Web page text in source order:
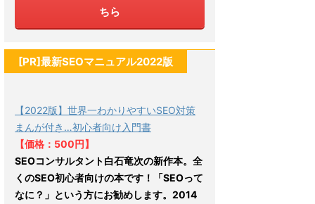
ちら
[PR]最新SEOマニュアル2022版
【2022版】世界一わかりやすいSEO対策
まんが付き…初心者向け入門書
【価格：500円】
SEOコンサルタント白石竜次の新作本。全
くのSEO初心者向けの本です！「SEOって
なに？」という方にお勧めします。2014